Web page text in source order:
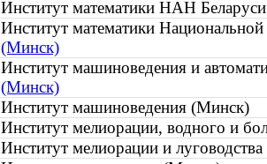
Институт математики НАН
Институт математики
(Минск)
Институт машиноведения и
(Минск)
Институт машиноведения (Минск)
Институт мелиорации, водного и
Институт мелиорации и